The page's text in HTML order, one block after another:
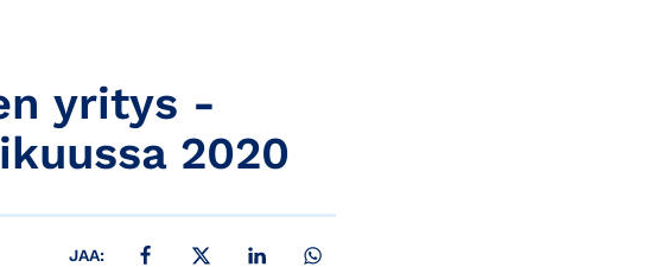
yritys -
2020
JAA: JAA FACEBOOKISSA
JAA X:SSÄ JAA LINKEDINISSÄ